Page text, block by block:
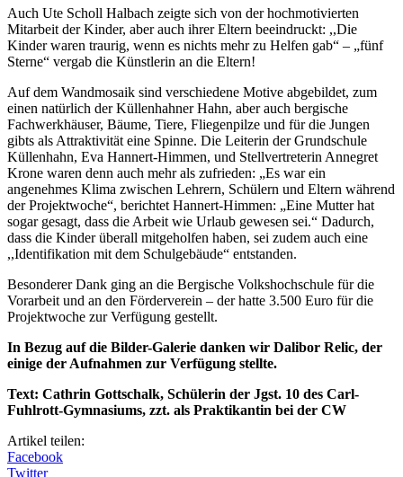
Auch Ute Scholl Halbach zeigte sich von der hochmotivierten
Mitarbeit der Kinder, aber auch ihrer Eltern beeindruckt: ,,Die
Kinder waren traurig, wenn es nichts mehr zu Helfen gab“ – „fünf
Sterne“ vergab die Künstlerin an die Eltern!
Auf dem Wandmosaik sind verschiedene Motive abgebildet, zum
einen natürlich der Küllenhahner Hahn, aber auch bergische
Fachwerkhäuser, Bäume, Tiere, Fliegenpilze und für die Jungen
gibts als Attraktivität eine Spinne. Die Leiterin der Grundschule
Küllenhahn, Eva Hannert-Himmen, und Stellvertreterin Annegret
Krone waren denn auch mehr als zufrieden: „Es war ein
angenehmes Klima zwischen Lehrern, Schülern und Eltern während
der Projektwoche“, berichtet Hannert-Himmen: „Eine Mutter hat
sogar gesagt, dass die Arbeit wie Urlaub gewesen sei.“ Dadurch,
dass die Kinder überall mitgeholfen haben, sei zudem auch eine
,,Identifikation mit dem Schulgebäude“ entstanden.
Besonderer Dank ging an die Bergische Volkshochschule für die
Vorarbeit und an den Förderverein – der hatte 3.500 Euro für die
Projektwoche zur Verfügung gestellt.
In Bezug auf die Bilder-Galerie danken wir Dalibor Relic, der
einige der Aufnahmen zur Verfügung stellte.
Text: Cathrin Gottschalk, Schülerin der Jgst. 10 des Carl-
Fuhlrott-Gymnasiums, zzt. als Praktikantin bei der CW
Artikel teilen:
Facebook
Twitter